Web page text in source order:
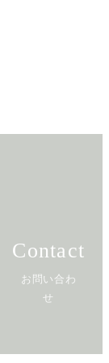
Contact
お問い合わ
せ